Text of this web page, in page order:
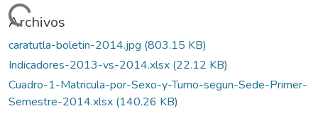
Archivos
caratutla-boletin-2014.jpg (803.15 KB)
Indicadores-2013-vs-2014.xlsx (22.12 KB)
Cuadro-1-Matricula-por-Sexo-y-Turno-segun-Sede-Primer-
Semestre-2014.xlsx (140.26 KB)